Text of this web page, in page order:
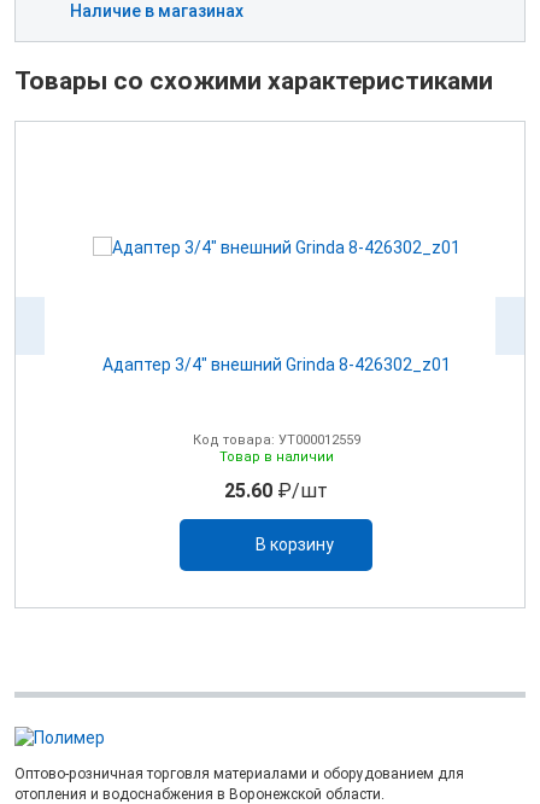
Наличие в магазинах
Товары со схожими характеристиками
Адаптер 3/4" внешний Grinda 8-426302_z01
Код товара: УТ000012559
Товар в наличии
25.60 ₽/шт
В корзину
Оптово-розничная торговля материалами и оборудованием для
отопления и водоснабжения в Воронежской области.